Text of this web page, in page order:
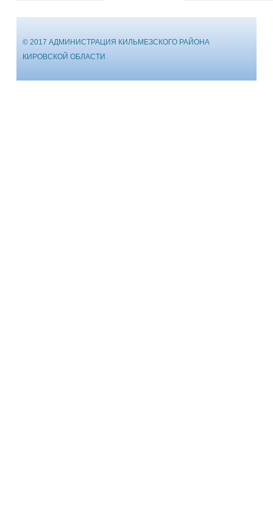
© 2017 АДМИНИСТРАЦИЯ КИЛЬМЕЗСКОГО РАЙОНА
КИРОВСКОЙ ОБЛАСТИ